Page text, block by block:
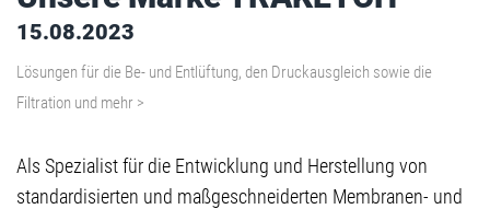
15.08.2023
Lösungen für die Be- und Entlüftung, den Druckausgleich sowie die
Filtration und mehr >
Als Spezialist für die Entwicklung und Herstellung von
standardisierten und maßgeschneiderten Membranen- und